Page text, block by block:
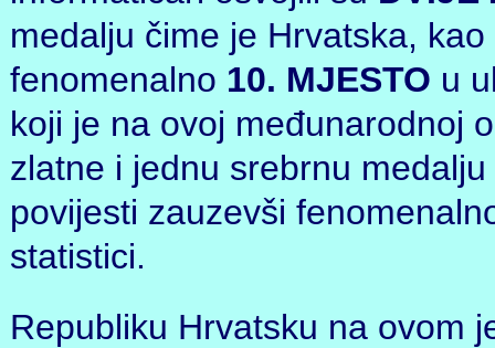
medalju čime je Hrvatska,
fenomenalno 10. MJESTO u
koji je na ovoj međunarodnoj
zlatne i jednu srebrnu
povijesti zauzevši
statistici.
Republiku Hrvatsku na ovom